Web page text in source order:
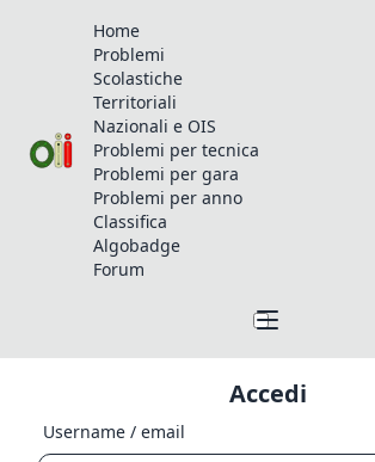
Home
Problemi
Scolastiche
Territoriali
Nazionali e OIS
Problemi per tecnica
Problemi per gara
Problemi per anno
Classifica
Algobadge
Forum
Accedi
Username / email